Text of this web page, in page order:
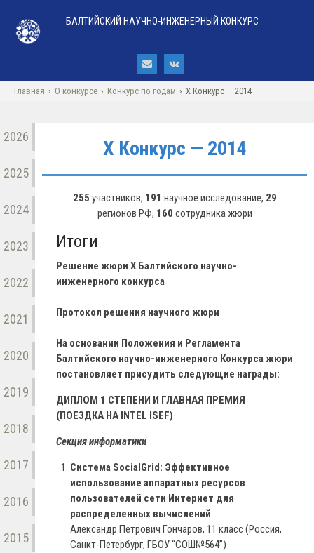
БАЛТИЙСКИЙ НАУЧНО-ИНЖЕНЕРНЫЙ КОНКУРС
Главная › О конкурсе › Конкурс по годам › X Конкурс — 2014
2026
2025
2024
2023
2022
2021
2020
2019
2018
2017
2016
2015
X Конкурс — 2014
255 участников, 191 научное исследование, 29
регионов РФ, 160 сотрудника жюри
Итоги
Решение жюри X Балтийского научно-
инженерного конкурса
Протокол решения научного жюри
На основании Положения и Регламента
Балтийского научно-инженерного Конкурса жюри
постановляет присудить следующие награды:
ДИПЛОМ 1 СТЕПЕНИ И ГЛАВНАЯ ПРЕМИЯ
(ПОЕЗДКА НА INTEL ISEF)
Секция информатики
Система SocialGrid: Эффективное
использование аппаратных ресурсов
пользователей сети Интернет для
распределенных вычислений
Александр Петрович Гончаров, 11 класс (Россия,
Санкт-Петербург, ГБОУ “СОШ№564”)